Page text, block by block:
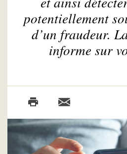
potentiellement
d’un fraudeur.
informe sur